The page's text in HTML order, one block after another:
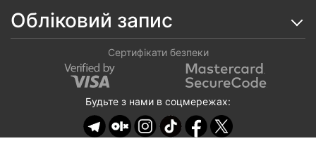
Чохол Fibra Bling Side на iPhone 14 Pro Max
Чохол Carbon Style MagSafe PC на iPhone 14 Pro
Чохол Clear Pocket Case на iPhone 14 Pro Max
Чохол Leather Case MagSafe (Чорний) на iPhone 14
Обліковий запис
Сертифікати безпеки
Будьте з нами в соцмережах: